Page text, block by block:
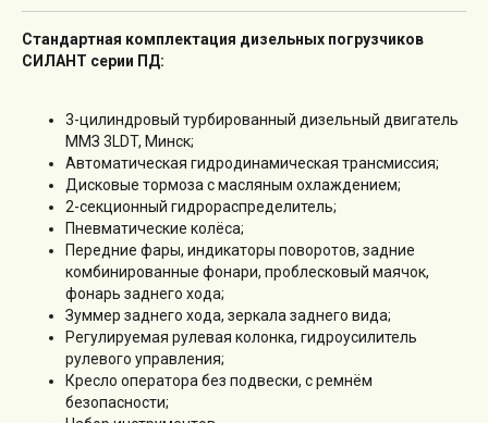
Стандартная комплектация дизельных погрузчиков
СИЛАНТ серии ПД:
3-цилиндровый турбированный дизельный двигатель
ММЗ 3LDT, Минск;
Автоматическая гидродинамическая трансмиссия;
Дисковые тормоза с масляным охлаждением;
2-секционный гидрораспределитель;
Пневматические колёса;
Передние фары, индикаторы поворотов, задние
комбинированные фонари, проблесковый маячок,
фонарь заднего хода;
Зуммер заднего хода, зеркала заднего вида;
Регулируемая рулевая колонка, гидроусилитель
рулевого управления;
Кресло оператора без подвески, с ремнём
безопасности;